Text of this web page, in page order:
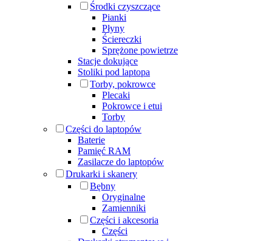
Środki czyszczące
Pianki
Płyny
Ściereczki
Sprężone powietrze
Stacje dokujące
Stoliki pod laptopa
Torby, pokrowce
Plecaki
Pokrowce i etui
Torby
Części do laptopów
Baterie
Pamięć RAM
Zasilacze do laptopów
Drukarki i skanery
Bębny
Oryginalne
Zamienniki
Części i akcesoria
Części